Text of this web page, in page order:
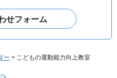
ー > こどもの運動能力向上教室